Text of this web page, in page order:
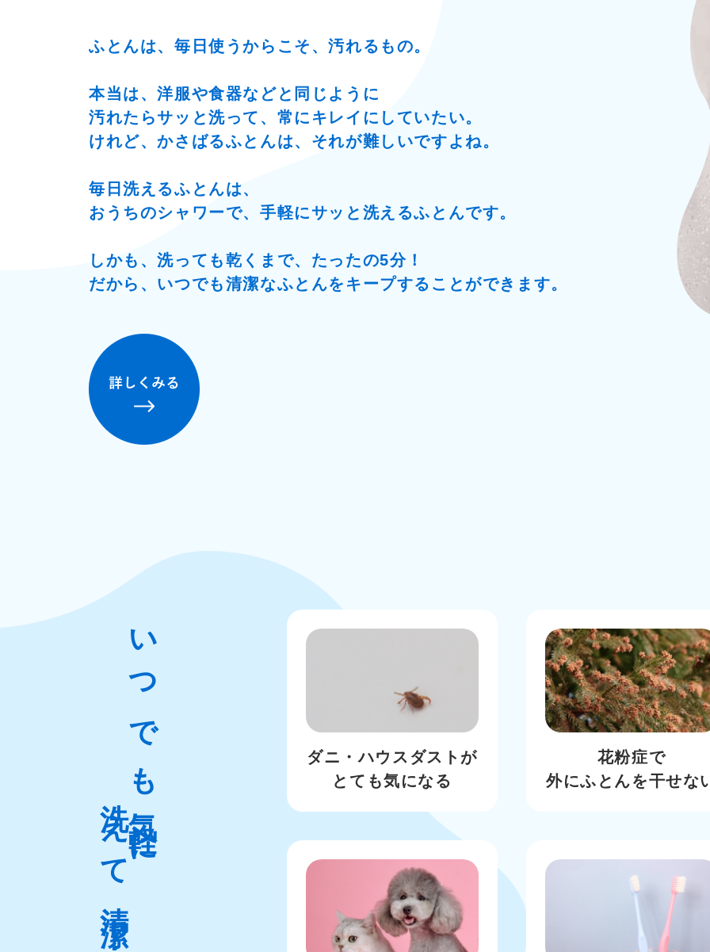
ふとんは、毎日使うからこそ、汚れるもの。
本当は、洋服や食器などと同じように
汚れたらサッと洗って、常にキレイにしていたい。
けれど、かさばるふとんは、それが難しいですよね。
毎日洗えるふとんは、
おうちのシャワーで、手軽にサッと洗えるふとんです。
しかも、洗っても乾くまで、たったの5分！
だから、いつでも清潔なふとんをキープすることができます。
いつでも気軽に
洗えて清潔！
ダニ・ハウスダストが
とても気になる
花粉症で
外にふとんを干せな